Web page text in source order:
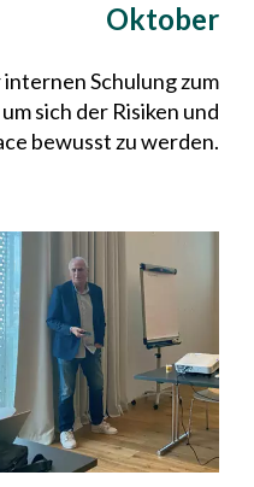
Oktober
Schulung zum
sich der Risiken und
bewusst zu werden.